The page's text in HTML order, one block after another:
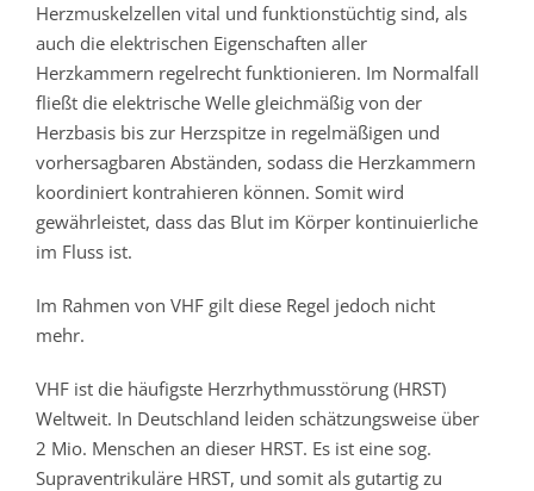
Herzmuskelzellen vital und funktionstüchtig sind, als
auch die elektrischen Eigenschaften aller
Herzkammern regelrecht funktionieren. Im Normalfall
fließt die elektrische Welle gleichmäßig von der
Herzbasis bis zur Herzspitze in regelmäßigen und
vorhersagbaren Abständen, sodass die Herzkammern
koordiniert kontrahieren können. Somit wird
gewährleistet, dass das Blut im Körper kontinuierliche
im Fluss ist.
Im Rahmen von VHF gilt diese Regel jedoch nicht
mehr.
VHF ist die häufigste Herzrhythmusstörung (HRST)
Weltweit. In Deutschland leiden schätzungsweise über
2 Mio. Menschen an dieser HRST. Es ist eine sog.
Supraventrikuläre HRST, und somit als gutartig zu